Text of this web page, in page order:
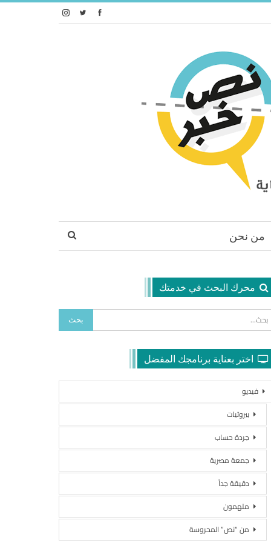
من نحن
محرك البحث في خدمتك
اختر بعناية برنامجك المفضل
فيديو
بيروتيات
جردة حساب
جمعة مصرية
دقيقة جداً
ملهمون
من “نص” المحروسة